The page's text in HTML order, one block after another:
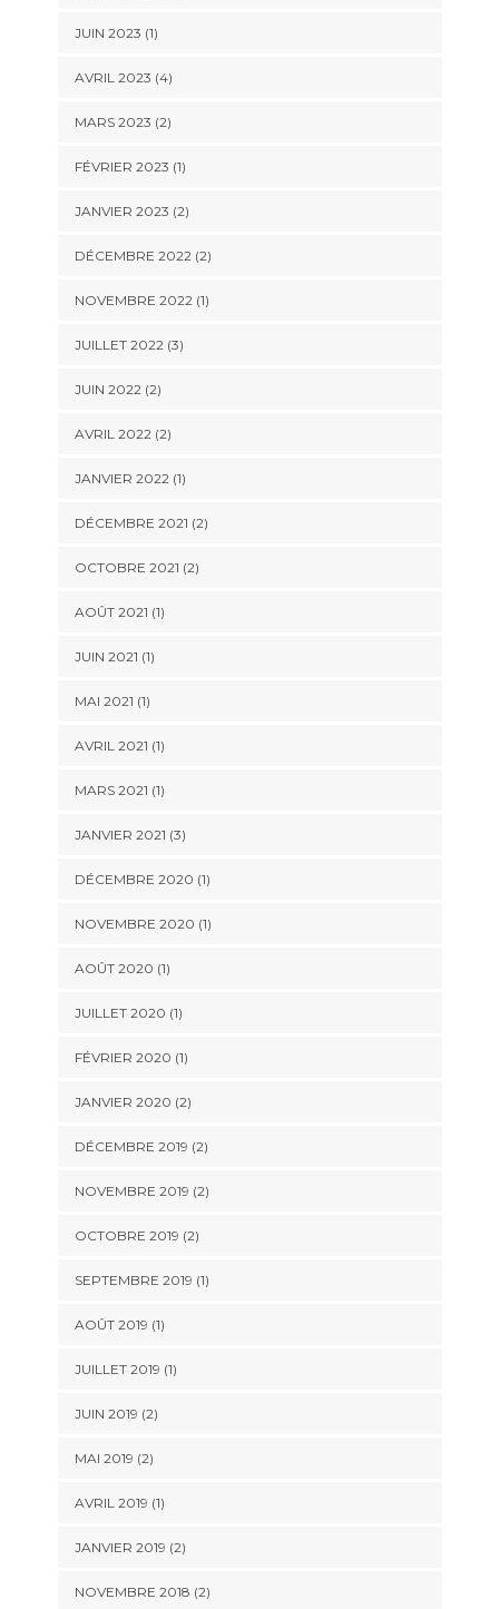
JUIN 2023 (1)
AVRIL 2023 (4)
MARS 2023 (2)
FÉVRIER 2023 (1)
JANVIER 2023 (2)
DÉCEMBRE 2022(2)
NOVEMBRE 2022(1)
JUILLET 2022(3)
JUIN 2022(2)
AVRIL 2022(2)
JANVIER 2022(1)
DÉCEMBRE 2021 (2)
OCTOBRE 2021 (2)
AOÛT 2021 (1)
JUIN 2021 (1)
MAI 2021 (1)
AVRIL 2021 (1)
MARS 2021 (1)
JANVIER 2021 (3)
DÉCEMBRE 2020 (1)
NOVEMBRE 2020 (1)
AOÛT 2020 (1)
JUILLET 2020 (1)
FÉVRIER 2020 (1)
JANVIER 2020 (2)
DÉCEMBRE 2019 (2)
NOVEMBRE 2019 (2)
OCTOBRE 2019 (2)
SEPTEMBRE 2019 (1)
AOÛT 2019 (1)
JUILLET 2019 (1)
JUIN 2019 (2)
MAI 2019 (2)
AVRIL 2019 (1)
JANVIER 2019 (2)
NOVEMBRE 2018 (2)